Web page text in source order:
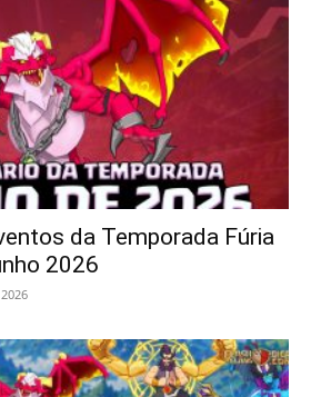
da Temporada Fúria
2026